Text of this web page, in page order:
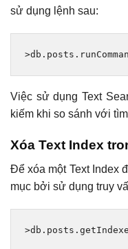
sử dụng lệnh sau:
>db . posts .
Việc sử dụng Text
kiếm khi so sánh với
Xóa Text Index
Để xóa một Text Index
mục bởi sử dụng truy
>db . posts .